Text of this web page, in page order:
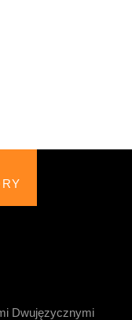
Dwujęzycznymi